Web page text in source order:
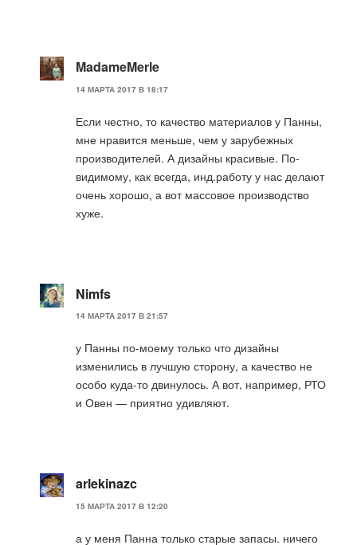
MadameMerle
14 МАРТА 2017 В 18:17
Если честно, то качество материалов у Панны,
мне нравится меньше, чем у зарубежных
производителей. А дизайны красивые. По-
видимому, как всегда, инд.работу у нас делают
очень хорошо, а вот массовое производство
хуже.
Nimfs
14 МАРТА 2017 В 21:57
у Панны по-моему только что дизайны
изменились в лучшую сторону, а качество не
особо куда-то двинулось. А вот, например, РТО
и Овен — приятно удивляют.
arlekinazc
15 МАРТА 2017 В 12:20
а у меня Панна только старые запасы. ничего